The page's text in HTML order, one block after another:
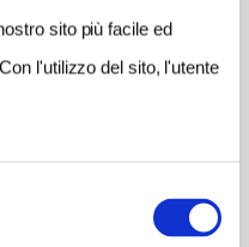
sito più facile ed
l'utilizzo del sito, l'utente